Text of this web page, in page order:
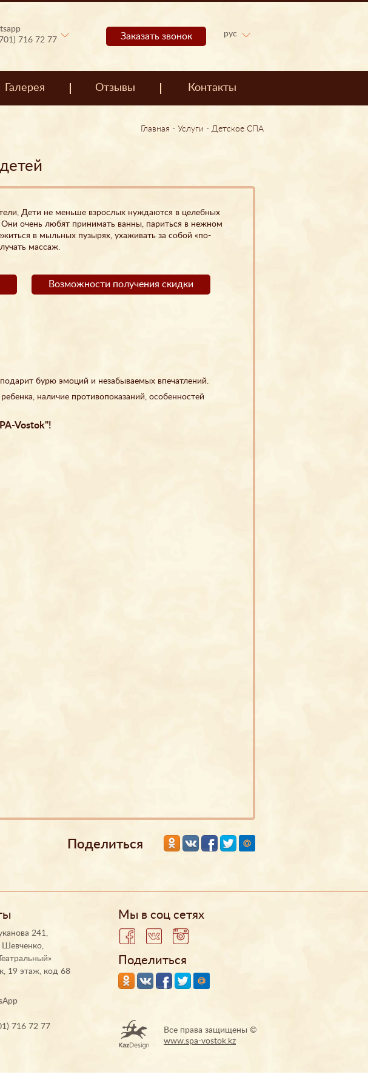
716 72 77
Заказать звонок рус
Галерея Отзывы Контакты
Главная - Услуги - Детское СПА
Дети не меньше взрослых нуждаются в целебных
Они очень любят принимать ванны, париться в нежном
в мыльных пузырях, ухаживать за собой «по-
массаж.
Возможности получения скидки
бурю эмоций и незабываемых впечатлений.
наличие противопоказаний, особенностей
Vostok"!
Поделиться
241,
Шевченко,
19 этаж, код 68
716 72 77
Мы в соц сетях
Поделиться
Все права защищены ©
www.spa-vostok.kz